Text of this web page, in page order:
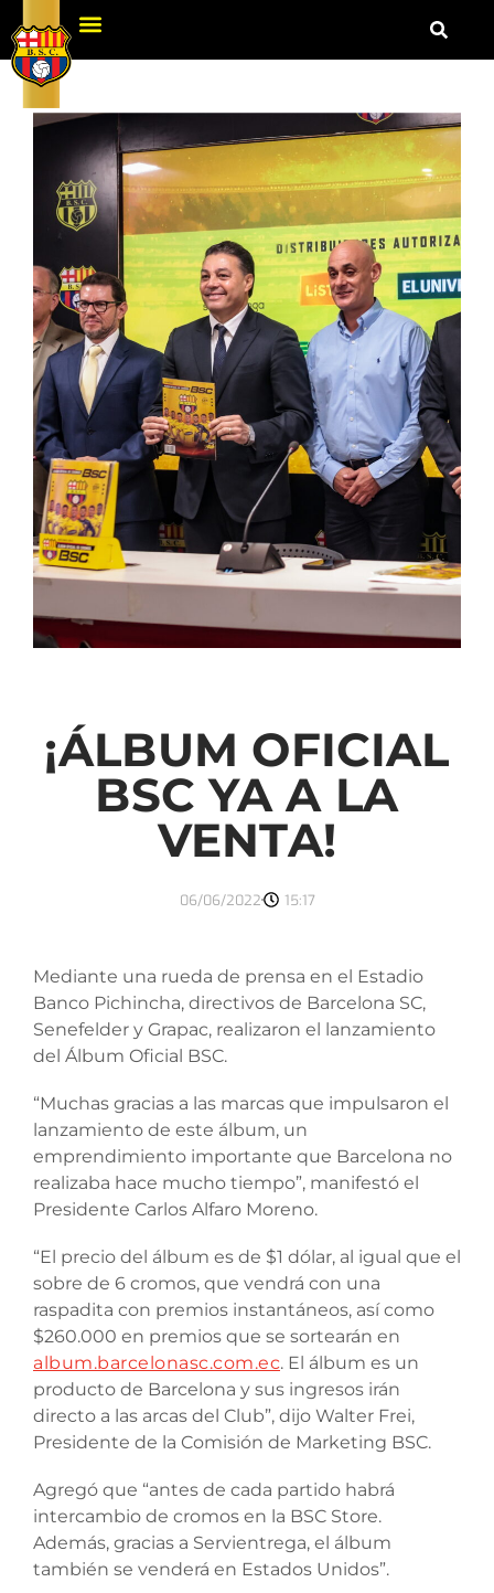
¡ÁLBUM OFICIAL
BSC YA A LA
VENTA!
06/06/2022 15:17
Mediante una rueda de prensa en el Estadio
Banco Pichincha, directivos de Barcelona SC,
Senefelder y Grapac, realizaron el lanzamiento
del Álbum Oficial BSC.
“Muchas gracias a las marcas que impulsaron el
lanzamiento de este álbum, un
emprendimiento importante que Barcelona no
realizaba hace mucho tiempo”, manifestó el
Presidente Carlos Alfaro Moreno.
“El precio del álbum es de $1 dólar, al igual que el
sobre de 6 cromos, que vendrá con una
raspadita con premios instantáneos, así como
$260.000 en premios que se sortearán en
album.barcelonasc.com.ec. El álbum es un
producto de Barcelona y sus ingresos irán
directo a las arcas del Club”, dijo Walter Frei,
Presidente de la Comisión de Marketing BSC.
Agregó que “antes de cada partido habrá
intercambio de cromos en la BSC Store.
Además, gracias a Servientrega, el álbum
también se venderá en Estados Unidos”.